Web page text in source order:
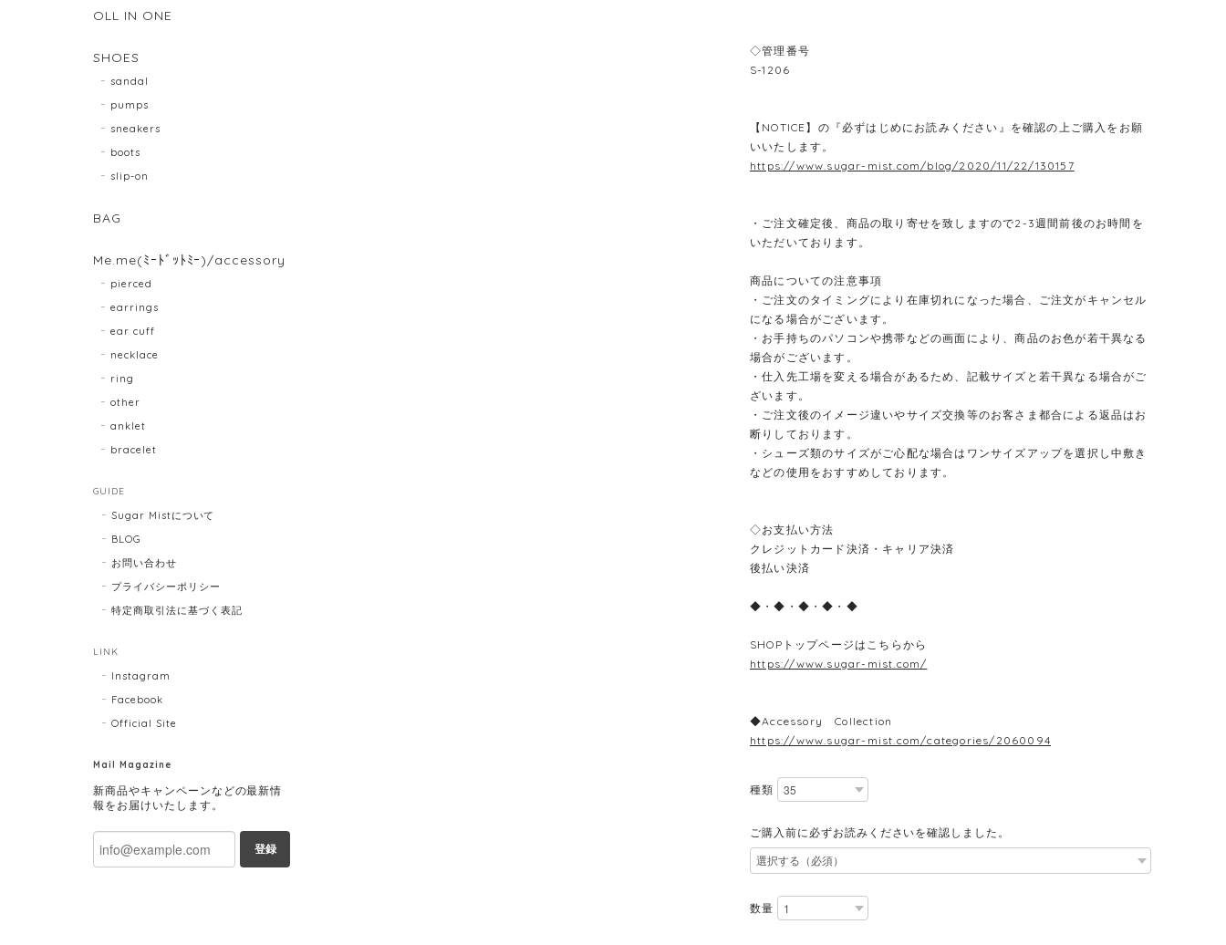
◇管理番号
S-1206
【NOTICE】の『必ずはじめにお読みください』を確認の上ご購入をお願
いいたします。
https://www.sugar-mist.com/blog/2020/11/22/130157
・ご注文確定後、商品の取り寄せを致しますので2-3週間前後のお時間を
いただいております。
商品についての注意事項
・ご注文のタイミングにより在庫切れになった場合、ご注文がキャンセル
になる場合がございます。
・お手持ちのパソコンや携帯などの画面により、商品のお色が若干異なる
場合がございます。
・仕入先工場を変える場合があるため、記載サイズと若干異なる場合がご
ざいます。
・ご注文後のイメージ違いやサイズ交換等のお客さま都合による返品はお
断りしております。
・シューズ類のサイズがご心配な場合はワンサイズアップを選択し中敷き
などの使用をおすすめしております。
◇お支払い方法
クレジットカード決済・キャリア決済
後払い決済
◆・◆・◆・◆・◆
SHOPトップページはこちらから
https://www.sugar-mist.com/
◆Accessory Collection
https://www.sugar-mist.com/categories/2060094
種類
ご購入前に必ずお読みくださいを確認しました。
数量
OLL IN ONE
SHOES
sandal
pumps
sneakers
boots
slip-on
BAG
Me.me(ﾐｰﾄﾞｯﾄﾐｰ)/accessory
pierced
earrings
ear cuff
necklace
ring
other
anklet
bracelet
GUIDE
Sugar Mistについて
BLOG
お問い合わせ
プライバシーポリシー
特定商取引法に基づく表記
LINK
Instagram
Facebook
Official Site
Mail Magazine
新商品やキャンペーンなどの最新情
報をお届けいたします。
登録